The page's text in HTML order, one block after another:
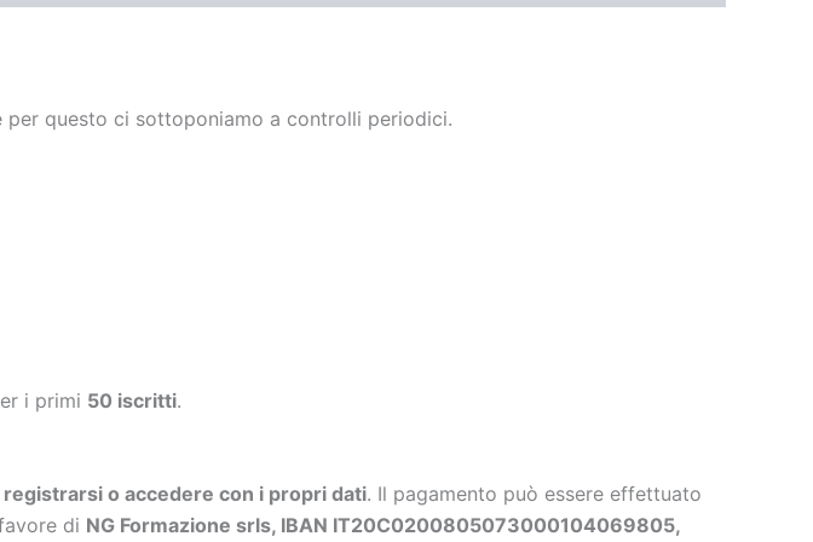
per questo ci sottoponiamo a controlli periodici.
i primi 50 iscritti.
o accedere con i propri dati. Il pagamento può essere effettuato
di NG Formazione srls, IBAN IT20C0200805073000104069805,